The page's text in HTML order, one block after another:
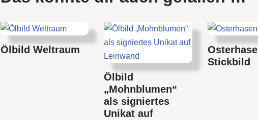
Ölbild Weltraum
Ölbild
„Mohnblumen“
als signiertes
Unikat auf
Osterhase
Stickbild